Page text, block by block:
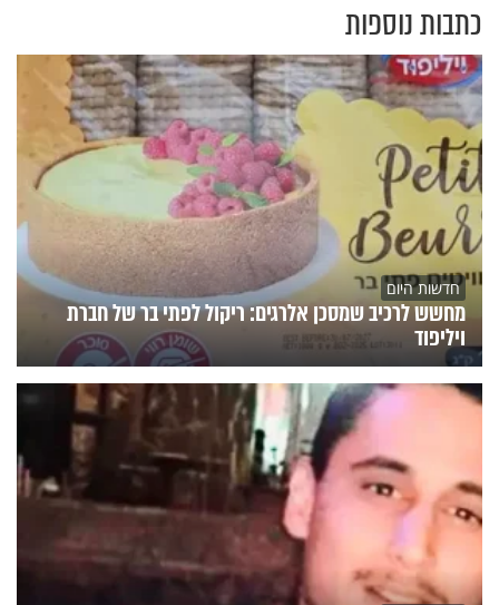
כתבות נוספות
חדשות היום
מחשש לרכיב שמסכן אלרגים: ריקול לפתי בר של חברת
ויליפוד